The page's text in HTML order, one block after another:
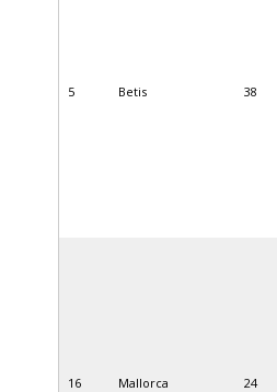
5 Betis 38
16 Mallorca 24